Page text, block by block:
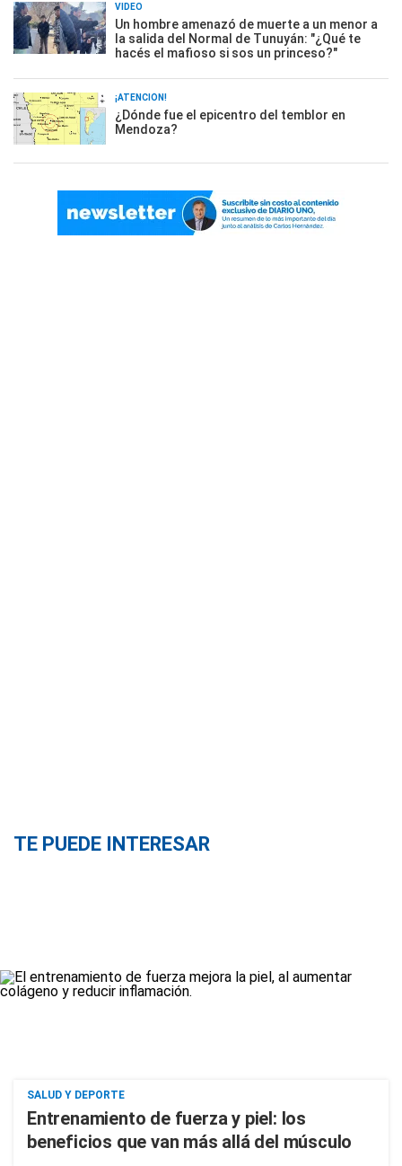
VIDEO
Un hombre amenazó de muerte a un menor a
la salida del Normal de Tunuyán: "¿Qué te
hacés el mafioso si sos un princeso?"
¡ATENCIÓN!
¿Dónde fue el epicentro del temblor en
Mendoza?
TE PUEDE INTERESAR
SALUD Y DEPORTE
Entrenamiento de fuerza y piel: los
beneficios que van más allá del músculo